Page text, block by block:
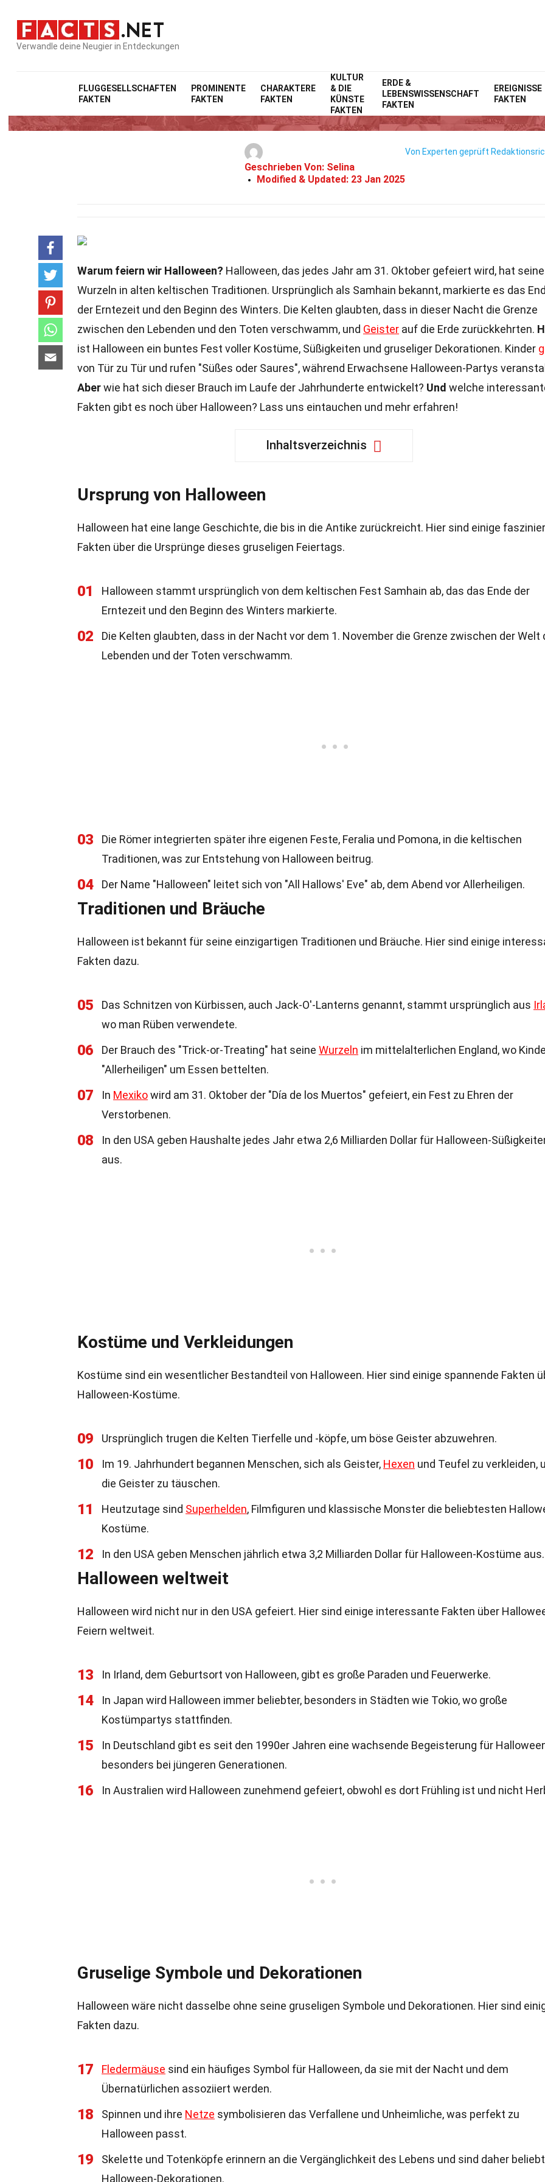
Verwandle deine Neugier in Entdeckungen
FLUGGESELLSCHAFTEN
FAKTEN
PROMINENTE
FAKTEN
CHARAKTERE
FAKTEN
KULTUR
& DIE
KÜNSTE
FAKTEN
ERDE &
LEBENSWISSENSCHAFT
FAKTEN
EREIGNISSE
FAKTEN
Home Ereignisse
42 Fakten Über Halloween
Geschrieben Von: Selina
Modified & Updated: 23 Jan 2025
Von Experten geprüft
Warum feiern wir Halloween? Halloween, das jedes Jahr am 31. Oktober gefeiert wird, hat seine
Wurzeln in alten keltischen Traditionen. Ursprünglich als Samhain bekannt, markierte es das
der Erntezeit und den Beginn des Winters. Die Kelten glaubten, dass in dieser Nacht die Grenze
zwischen den Lebenden und den Toten verschwamm, und Geister auf die Erde zurückkehrten.
ist Halloween ein buntes Fest voller Kostüme, Süßigkeiten und gruseliger Dekorationen. Kinder
von Tür zu Tür und rufen "Süßes oder Saures", während Erwachsene Halloween-Partys
Aberwie hat sich dieser Brauch im Laufe der Jahrhunderte entwickelt? Und welche
Fakten gibt es noch über Halloween? Lass uns eintauchen und mehr erfahren!
Inhaltsverzeichnis
Ursprung von Halloween
Halloween hat eine lange Geschichte, die bis in die Antike zurückreicht. Hier sind einige
Fakten über die Ursprünge dieses gruseligen Feiertags.
01
Halloween stammt ursprünglich von dem keltischen Fest Samhain ab, das das Ende der
Erntezeit und den Beginn des Winters markierte.
02
Die Kelten glaubten, dass in der Nacht vor dem 1. November die Grenze zwischen der Welt
Lebenden und der Toten verschwamm.
03
Die Römer integrierten später ihre eigenen Feste, Feralia und Pomona, in die keltischen
Traditionen, was zur Entstehung von Halloween beitrug.
04 Der Name "Halloween" leitet sich von "All Hallows' Eve" ab, dem Abend vor Allerheiligen.
Traditionen und Bräuche
Halloween ist bekannt für seine einzigartigen Traditionen und Bräuche. Hier sind einige
Fakten dazu.
05 Das Schnitzen von Kürbissen, auch Jack-O'-Lanterns genannt, stammt ursprünglich aus
wo man Rüben verwendete.
06 Der Brauch des "Trick-or-Treating" hat seine Wurzeln im mittelalterlichen England, wo
"Allerheiligen" um Essen bettelten.
07 In Mexikowird am 31. Oktober der "Día de los Muertos" gefeiert, ein Fest zu Ehren der
Verstorbenen.
08
In den USA geben Haushalte jedes Jahr etwa 2,6 Milliarden Dollar für Halloween-
aus.
Kostüme und Verkleidungen
Kostüme sind ein wesentlicher Bestandteil von Halloween. Hier sind einige spannende Fakten
Halloween-Kostüme.
09 Ursprünglich trugen die Kelten Tierfelle und -köpfe, um böse Geister abzuwehren.
10 Im 19. Jahrhundert begannen Menschen, sich als Geister, Hexen und Teufel zu verkleiden,
die Geister zu täuschen.
11 Heutzutage sind Superhelden, Filmfiguren und klassische Monster die beliebtesten
Kostüme.
12 In den USA geben Menschen jährlich etwa 3,2 Milliarden Dollar für Halloween-Kostüme aus.
Halloween weltweit
Halloween wird nicht nur in den USA gefeiert. Hier sind einige interessante Fakten über
Feiern weltweit.
13 In Irland, dem Geburtsort von Halloween, gibt es große Paraden und Feuerwerke.
14
In Japan wird Halloween immer beliebter, besonders in Städten wie Tokio, wo große
Kostümpartys stattfinden.
15
In Deutschland gibt es seit den 1990er Jahren eine wachsende Begeisterung für
besonders bei jüngeren Generationen.
16 In Australien wird Halloween zunehmend gefeiert, obwohl es dort Frühling ist und nicht
Gruselige Symbole und Dekorationen
Halloween wäre nicht dasselbe ohne seine gruseligen Symbole und Dekorationen. Hier sind
Fakten dazu.
17 Fledermäuse sind ein häufiges Symbol für Halloween, da sie mit der Nacht und dem
Übernatürlichen assoziiert werden.
18 Spinnen und ihre Netze symbolisieren das Verfallene und Unheimliche, was perfekt zu
Halloween passt.
19
Skelette und Totenköpfe erinnern an die Vergänglichkeit des Lebens und sind daher
Halloween-Dekorationen.